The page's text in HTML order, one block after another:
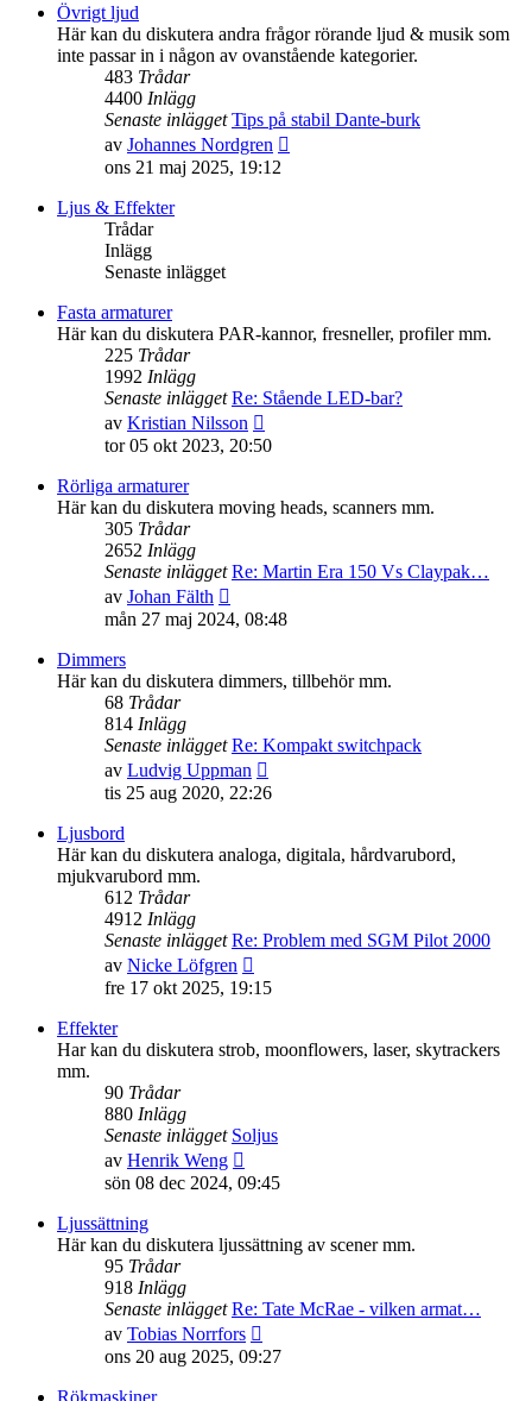
inlägget
Övrigt ljud
Här kan du diskutera andra frågor rörande ljud & musik som
inte passar in i någon av ovanstående kategorier.
483 Trådar
4400 Inlägg
Senaste inlägget Tips på stabil Dante-burk
av Johannes Nordgren
ons 21 maj 2025, 19:12
Ljus & Effekter
Trådar
Inlägg
Senaste inlägget
Fasta armaturer
Här kan du diskutera PAR-kannor, fresneller, profiler mm.
225 Trådar
1992 Inlägg
Senaste inlägget Re: Stående LED-bar?
av Kristian Nilsson
till
inlägget
tor 05 okt 2023, 20:50
Rörliga armaturer
Här kan du diskutera moving heads, scanners mm.
305 Trådar
2652 Inlägg
Senaste inlägget Re: Martin Era 150 Vs Claypak…
av Johan Fälth
till
det
inlägget
mån 27 maj 2024, 08:48
Dimmers
Här kan du diskutera dimmers, tillbehör mm.
68 Trådar
814 Inlägg
Senaste inlägget Re: Kompakt switchpack
av Ludvig Uppman
till
inlägget
tis 25 aug 2020, 22:26
Ljusbord
Här kan du diskutera analoga, digitala, hårdvarubord,
mjukvarubord mm.
612 Trådar
4912 Inlägg
Senaste inlägget Re: Problem med SGM Pilot 2000
av Nicke Löfgren
till
inlägget
fre 17 okt 2025, 19:15
Effekter
Har kan du diskutera strob, moonflowers, laser, skytrackers
mm.
90 Trådar
880 Inlägg
Senaste inlägget Soljus
av Henrik Weng
till
inlägget
sön 08 dec 2024, 09:45
Ljussättning
Här kan du diskutera ljussättning av scener mm.
95 Trådar
918 Inlägg
Senaste inlägget Re: Tate McRae - vilken armat…
av Tobias Norrfors
till
ons 20 aug 2025, 09:27
Rökmaskiner